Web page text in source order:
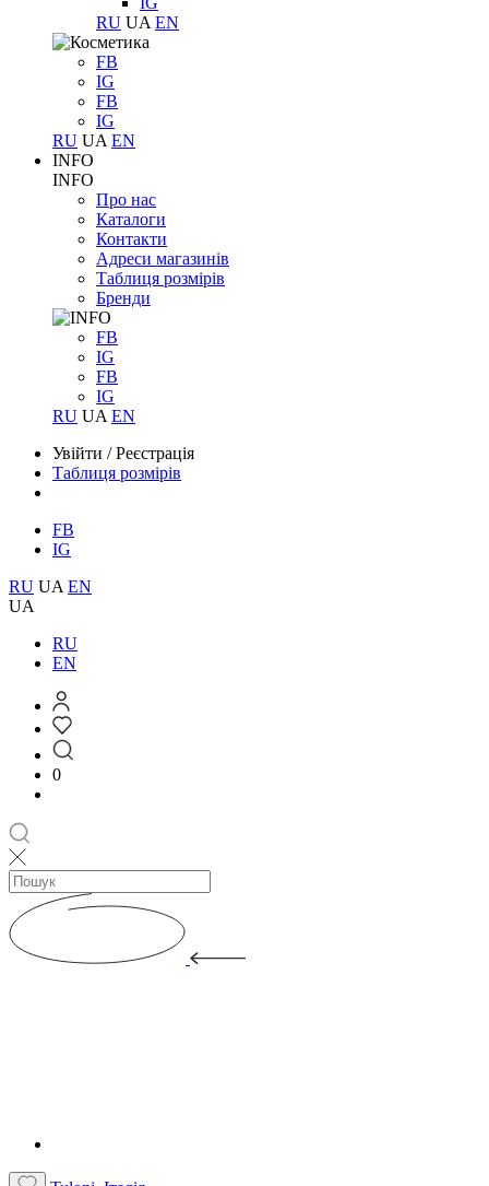
RU UA EN
FB
IG
FB
IG
RU UA EN
INFO
INFO
Про нас
Каталоги
Контакти
Адреси магазинів
Таблиця розмірів
Бренди
FB
IG
FB
IG
RU UA EN
Увійти /Реєстрація
Таблиця розмірів
FB
IG
RU UA EN
UA
RU
EN
0